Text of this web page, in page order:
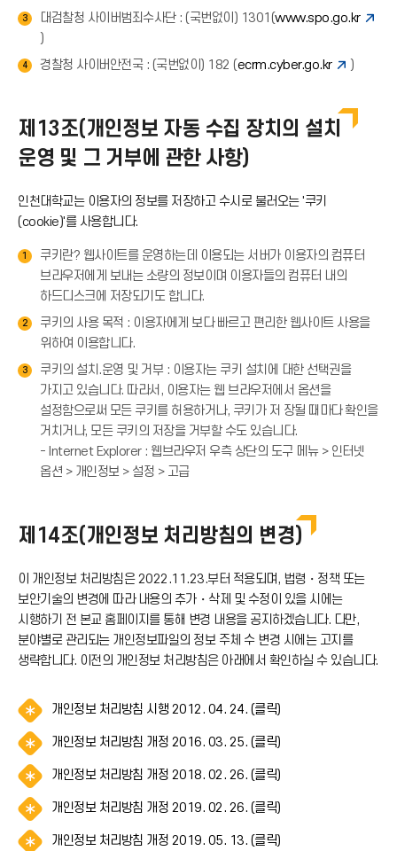
3 대검찰청 사이버범죄수사단 : (국번없이) 1301(www.spo.go.kr
)
4 경찰청 사이버안전국 : (국번없이) 182 (ecrm.cyber.go.kr )
제13조(개인정보 자동 수집 장치의 설치
운영 및 그 거부에 관한 사항)
인천대학교는 이용자의 정보를 저장하고 수시로 불러오는 '쿠키
(cookie)'를 사용합니다.
1
쿠키란? 웹사이트를 운영하는데 이용되는 서버가 이용자의 컴퓨터
브라우저에게 보내는 소량의 정보이며 이용자들의 컴퓨터 내의
하드디스크에 저장되기도 합니다.
2
쿠키의 사용 목적 : 이용자에게 보다 빠르고 편리한 웹사이트 사용을
위하여 이용합니다.
3
쿠키의 설치.운영 및 거부 : 이용자는 쿠키 설치에 대한 선택권을
가지고 있습니다. 따라서, 이용자는 웹 브라우저에서 옵션을
설정함으로써 모든 쿠키를 허용하거나, 쿠키가 저 장될 때마다 확인을
거치거나, 모든 쿠키의 저장을 거부할 수도 있습니다.
- Internet Explorer : 웹브라우저 우측 상단의 도구 메뉴 > 인터넷
옵션 > 개인정보 > 설정 > 고급
제14조(개인정보 처리방침의 변경)
이 개인정보 처리방침은 2022.11.23.부터 적용되며, 법령・정책 또는
보안기술의 변경에 따라 내용의 추가・삭제 및 수정이 있을 시에는
시행하기 전 본교 홈페이지를 통해 변경 내용을 공지하겠습니다. 다만,
분야별로 관리되는 개인정보파일의 정보 주체 수 변경 시에는 고지를
생략합니다. 이전의 개인정보 처리방침은 아래에서 확인하실 수 있습니다.
개인정보 처리방침 시행 2012. 04. 24. (클릭)알
(
아
이
)
개인정보 처리방침 개정 2016. 03. 25. (클릭)알
(
아
이
개인정보 처리방침 개정 2018. 02. 26. (클릭)알
(
개인정보 처리방침 개정 2019. 02. 26. (클릭)알
(
개인정보 처리방침 개정 2019. 05. 13. (클릭)알